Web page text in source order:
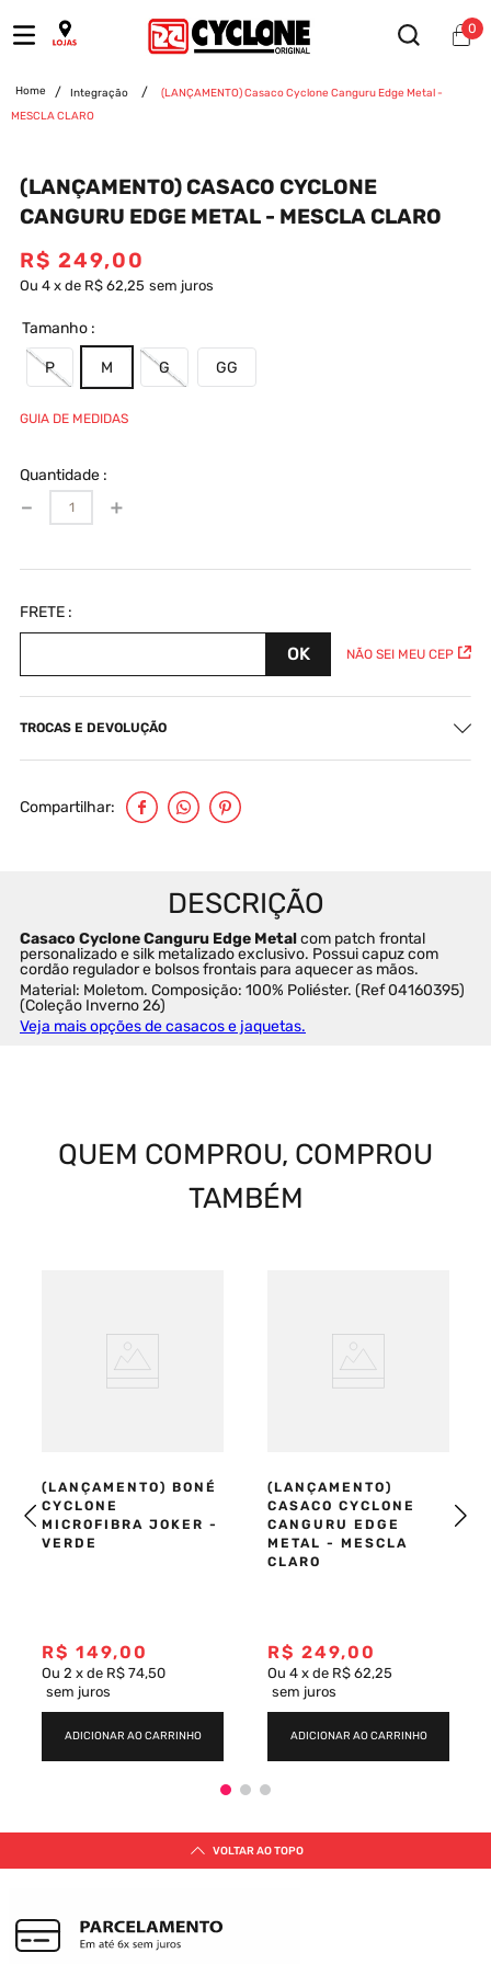
0
Integração
(LANÇAMENTO) Casaco Cyclone Canguru Edge Metal -
MESCLA CLARO
(LANÇAMENTO) CASACO CYCLONE
CANGURU EDGE METAL - MESCLA CLARO
R$ 249,00
Ou 4 x de R$ 62,25 sem juros
Tamanho
P M G GG
GUIA DE MEDIDAS
Quantidade
＋
－
NÃO SEI MEU CEP
TROCAS E DEVOLUÇÃO
Compartilhar
Casaco Cyclone Canguru Edge Metal com patch frontal
personalizado e silk metalizado exclusivo. Possui capuz com
cordão regulador e bolsos frontais para aquecer as mãos.
Material: Moletom. Composição: 100% Poliéster. (Ref 04160395)
(Coleção Inverno 26)
Veja mais opções de casacos e jaquetas.
QUEM COMPROU, COMPROU
TAMBÉM
(LANÇAMENTO) BONÉ
CYCLONE
MICROFIBRA JOKER -
VERDE
R$ 149,00
Ou 2 x de R$ 74,50
sem juros
ADICIONAR AO CARRINHO
(LANÇAMENTO)
CASACO CYCLONE
CANGURU EDGE
METAL - MESCLA
CLARO
R$ 249,00
Ou 4 x de R$ 62,25
sem juros
ADICIONAR AO CARRINHO
VOLTAR AO TOPO